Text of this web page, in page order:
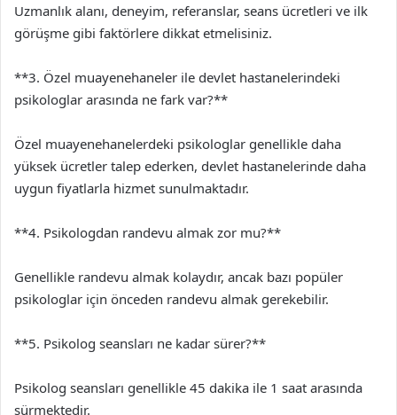
Uzmanlık alanı, deneyim, referanslar, seans ücretleri ve ilk
görüşme gibi faktörlere dikkat etmelisiniz.
**3. Özel muayenehaneler ile devlet hastanelerindeki
psikologlar arasında ne fark var?**
Özel muayenehanelerdeki psikologlar genellikle daha
yüksek ücretler talep ederken, devlet hastanelerinde daha
uygun fiyatlarla hizmet sunulmaktadır.
**4. Psikologdan randevu almak zor mu?**
Genellikle randevu almak kolaydır, ancak bazı popüler
psikologlar için önceden randevu almak gerekebilir.
**5. Psikolog seansları ne kadar sürer?**
Psikolog seansları genellikle 45 dakika ile 1 saat arasında
sürmektedir.